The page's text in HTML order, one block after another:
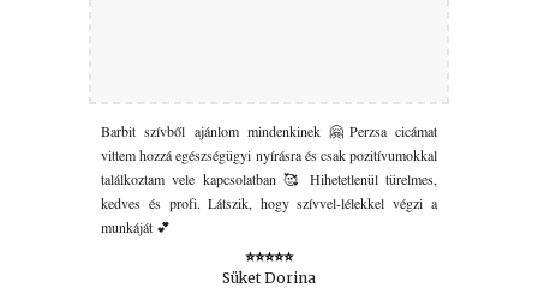
Barbit szívből ajánlom mindenkinek 🤗Perzsa cicámat
vittem hozzá egészségügyi nyírásra és csak pozitívumokkal
találkoztam vele kapcsolatban 🥰 Hihetetlenül türelmes,
kedves és profi. Látszik, hogy szívvel-lélekkel végzi a
munkáját 💕
⭐⭐⭐⭐⭐
Süket Dorina